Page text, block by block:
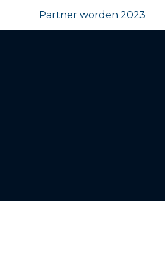
Partner worden 2023